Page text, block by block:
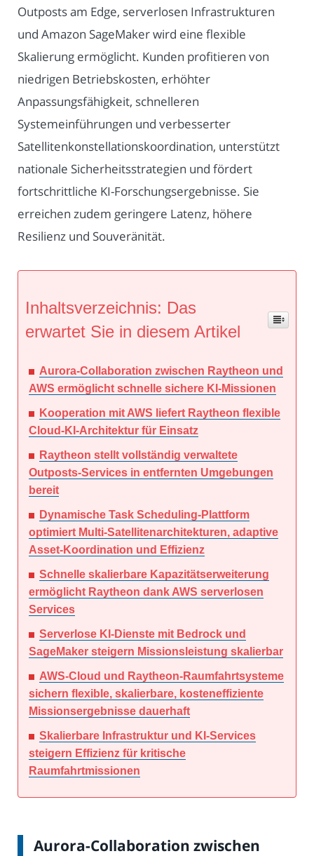
Outposts am Edge, serverlosen Infrastrukturen
und Amazon SageMaker wird eine flexible
Skalierung ermöglicht. Kunden profitieren von
niedrigen Betriebskosten, erhöhter
Anpassungsfähigkeit, schnelleren
Systemeinführungen und verbesserter
Satellitenkonstellationskoordination, unterstützt
nationale Sicherheitsstrategien und fördert
fortschrittliche KI-Forschungsergebnisse. Sie
erreichen zudem geringere Latenz, höhere
Resilienz und Souveränität.
Inhaltsverzeichnis: Das
erwartet Sie in diesem Artikel
Aurora-Collaboration zwischen Raytheon und
AWS ermöglicht schnelle sichere KI-Missionen
Kooperation mit AWS liefert Raytheon flexible
Cloud-KI-Architektur für Einsatz
Raytheon stellt vollständig verwaltete
Outposts-Services in entfernten Umgebungen
bereit
Dynamische Task Scheduling-Plattform
optimiert Multi-Satellitenarchitekturen, adaptive
Asset-Koordination und Effizienz
Schnelle skalierbare Kapazitätserweiterung
ermöglicht Raytheon dank AWS serverlosen
Services
Serverlose KI-Dienste mit Bedrock und
SageMaker steigern Missionsleistung skalierbar
AWS-Cloud und Raytheon-Raumfahrtsysteme
sichern flexible, skalierbare, kosteneffiziente
Missionsergebnisse dauerhaft
Skalierbare Infrastruktur und KI-Services
steigern Effizienz für kritische
Raumfahrtmissionen
Aurora-Collaboration zwischen